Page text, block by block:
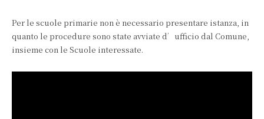
Per le scuole primarie non è necessario presentare istanza, in
quanto le procedure sono state avviate d’ufficio dal Comune,
insieme con le Scuole interessate.